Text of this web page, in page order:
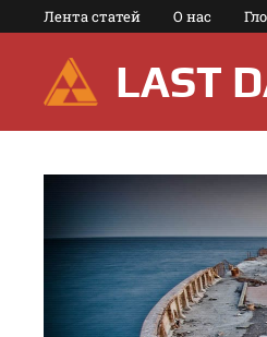
Перейти
к
содержимому
Лента статей О нас
LAST